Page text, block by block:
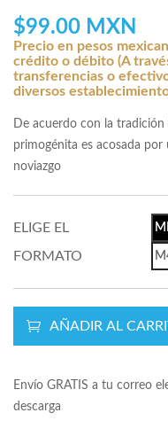
$99.00 MXN
Precio en pesos
crédito o débito (A
transferencias o
diversos
De acuerdo con la
primogénita es acosada
noviazgo
ELIGE EL
FORMATO
AÑADIR AL
Envío GRATIS a tu correo
descarga